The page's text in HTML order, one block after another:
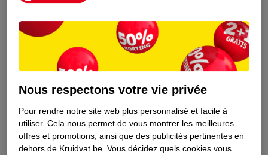
Nous respectons votre vie privée
Pour rendre notre site web plus personnalisé et facile à
utiliser. Cela nous permet de vous montrer les meilleures
offres et promotions, ainsi que des publicités pertinentes en
dehors de Kruidvat.be. Vous décidez quels cookies vous